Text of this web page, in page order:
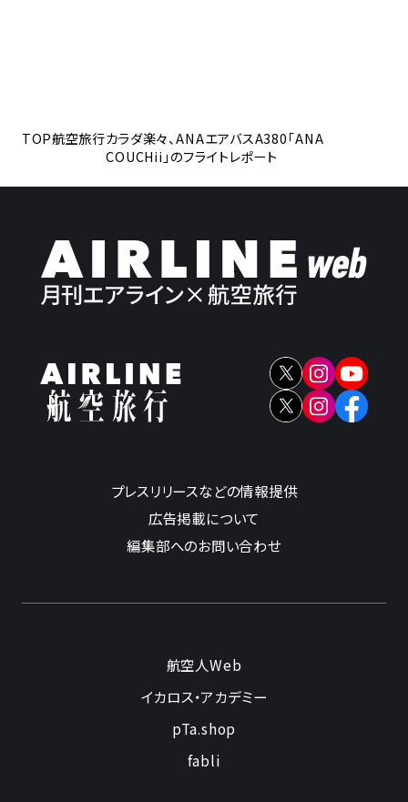
TOP航空旅行カラダ楽々、ANAエアバスA380「ANA
COUCHii」のフライトレポート
プレスリリースなどの情報提供
広告掲載について
編集部へのお問い合わせ
航空人Web
イカロス・アカデミー
pTa.shop
fabli